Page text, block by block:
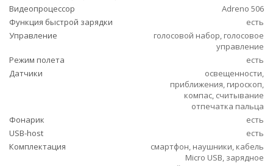
Видеопроцессор
Adreno 506
Функция быстрой зарядки
есть
Управление
голосовой набор, голосовое
управление
Режим полета
есть
Датчики
освещенности,
приближения, гироскоп,
компас, считывание
отпечатка пальца
Фонарик
есть
USB-host
есть
Комплектация
смартфон, наушники, кабель
Micro USB, зарядное